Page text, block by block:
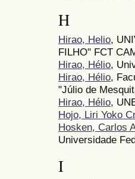
H
Hirao, Helio,
FILHO" FCT
Hirao, Hélio,
Hirao, Hélio,
"Júlio de
Hirao, Hélio,
Hojo, Liri Yoko
Hosken, Carlos
Universidade
I